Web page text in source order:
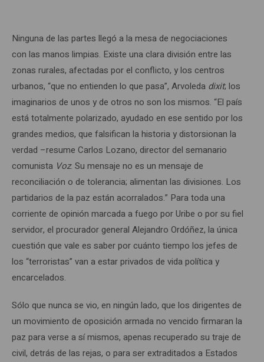
Ninguna de las partes llegó a la mesa de negociaciones
con las manos limpias. Existe una clara división entre las
zonas rurales, afectadas por el conflicto, y los centros
urbanos, “que no entienden lo que pasa”, Arvoleda dixit; los
imaginarios de unos y de otros no son los mismos. “El país
está totalmente polarizado, ayudado en ese sentido por los
grandes medios, que falsifican la historia y distorsionan la
verdad –resume Carlos Lozano, director del semanario
comunista Voz. Su mensaje no es un mensaje de
reconciliación o de tolerancia; alimentan las divisiones. Los
partidarios de la paz están acorralados.” Para toda una
corriente de opinión marcada a fuego por Uribe o por su fiel
servidor, el procurador general Alejandro Ordóñez, la única
cuestión que vale es saber por cuánto tiempo los jefes de
los “terroristas” van a estar privados de vida política y
encarcelados.
Sólo que nunca se vio, en ningún lado, que los dirigentes de
un movimiento de oposición armada no vencido firmaran la
paz para verse a sí mismos, apenas recuperado su traje de
civil, detrás de las rejas, o para ser extraditados a Estados